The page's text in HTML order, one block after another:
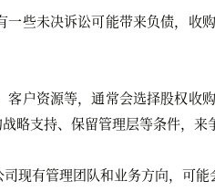
些未决诉讼可能带来负债，
户资源等，通常会选择股权收
略支持、保留管理层等条件，来
现有管理团队和业务方向，可能